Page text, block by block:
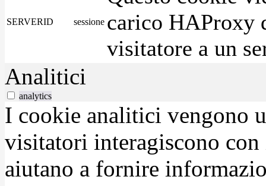
SERVERID sessione carico HAProxy
visitatore a un
Analitici
analytics
I cookie analitici vengono
visitatori interagiscono
aiutano a fornire